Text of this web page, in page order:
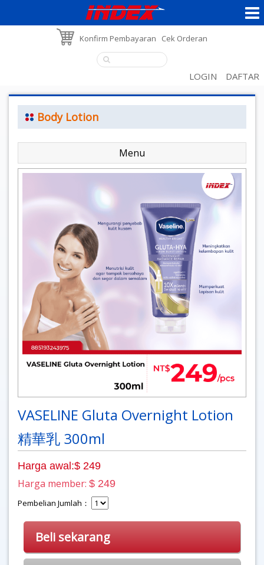
Konfirm Pembayaran Cek Orderan
LOGIN DAFTAR
Body Lotion
Menu
VASELINE Gluta Overnight Lotion
精華乳 300ml
Harga awal:$ 249
Harga member: $ 249
Pembelian Jumlah：
Beli sekarang